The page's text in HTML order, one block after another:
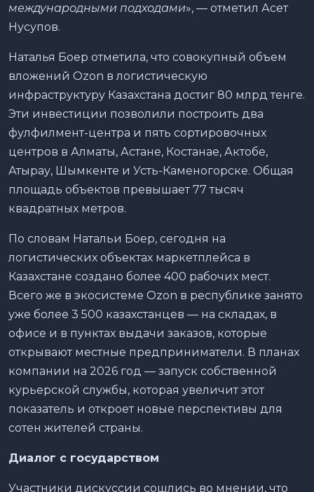
международными подходами», — отметил Асет
Нусупов.
Наталья Боер отметила, что совокупный объем
вложений Ozon в логистическую
инфраструктуру Казахстана достиг 80 млрд тенге.
Эти инвестиции позволили построить два
фулфилмент-центра и пять сортировочных
центров в Алматы, Астане, Костанае, Актобе,
Атырау, Шымкенте и Усть-Каменогорске. Общая
площадь объектов превышает 77 тысяч
квадратных метров.
По словам Натальи Боер, сегодня на
логистических объектах маркетплейса в
Казахстане создано более 400 рабочих мест.
Всего же в экосистеме Ozon в республике занято
уже более 3 500 казахстанцев — на складах, в
офисе и в пунктах выдачи заказов, которые
открывают местные предприниматели. В планах
компании на 2026 год — запуск собственной
курьерской службы, которая увеличит этот
показатель и откроет новые перспективы для
сотен жителей страны.
Диалог с государством
Участники дискуссии сошлись во мнении, что